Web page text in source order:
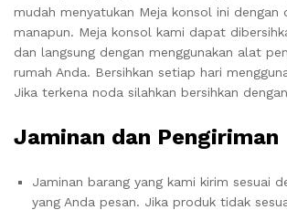
mudah menyatukan Meja konsol ini dengan
manapun. Meja konsol kami dapat
dan langsung dengan menggunakan alat
rumah Anda. Bersihkan setiap hari
Jika terkena noda silahkan bersihkan
Jaminan dan Pengiriman
Jaminan barang yang kami kirim sesuai
yang Anda pesan. Jika produk tidak